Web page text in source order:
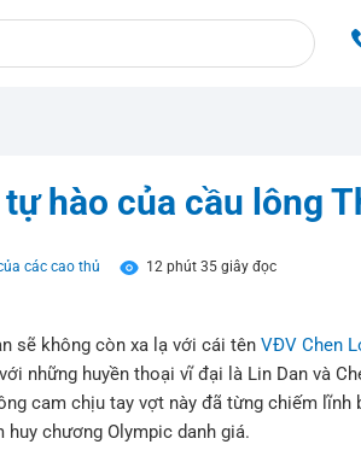
hào của cầu lông
các cao thủ 12 phút 35 giây đọc
sẽ không còn xa lạ với cái tên VĐV Chen
những huyền thoại vĩ đại là Lin Dan và
cam chịu tay vợt này đã từng chiếm lĩnh
chương Olympic danh giá.